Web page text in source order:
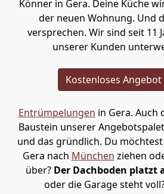
Könner in Gera. Deine Küche
der neuen Wohnung. Und
versprechen. Wir sind seit 11
unserer Kunden
Kostenloses
Entrümpelungen in Gera. Auch
Baustein unserer
und das gründlich. Du
Gera nach München ziehen
über? Der Dachboden platzt
oder die Garage steht